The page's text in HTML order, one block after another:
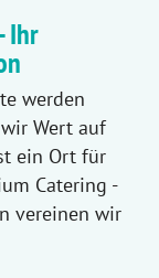
Ihr
werden
Wert auf
ein Ort für
Catering -
vereinen wir